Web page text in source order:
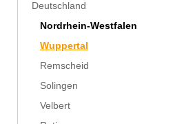
Deutschland
Nordrhein-Westfalen
Wuppertal
Remscheid
Solingen
Velbert